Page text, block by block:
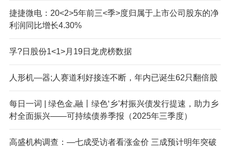
捷捷微电：20<2>5年前三<季>度归属于上市公司股东的净
利润同比增长4.30%
孚?日股份1<1>月19日龙虎榜数据
人形机—器;人赛道利好接连不断，年内已诞生62只翻倍股
每日一词 | 绿色金,融丨绿色‘乡’村振兴债发行提速，助力乡
村全面振兴——可持续债券季报（2025年三季度）
高盛机构调查：—七成受访者看涨金价 三成预计明年突破